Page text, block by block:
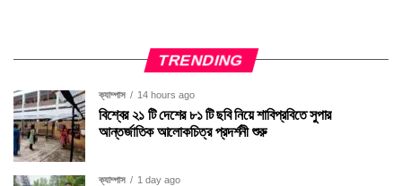
TRENDING
ক্যাম্পাস 14 hours ago
বিশ্বের ২১ টি দেশের ৮১ টি ছবি নিয়ে শাবিপ্রবিতে সুপার
আন্তর্জাতিক আলোকচিত্র প্রদর্শনী শুরু
ক্যাম্পাস 1 day ago